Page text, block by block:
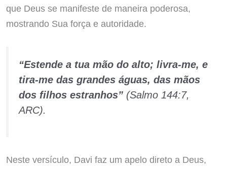
que Deus se manifeste de maneira poderosa,
mostrando Sua força e autoridade.
“Estende a tua mão do alto; livra-me, e
tira-me das grandes águas, das mãos
dos filhos estranhos”(Salmo 144:7,
ARC).
Neste versículo, Davi faz um apelo direto a Deus,